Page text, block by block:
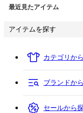
最近見たアイテム
アイテムを探す
カテゴリか
ブランドか
セールから